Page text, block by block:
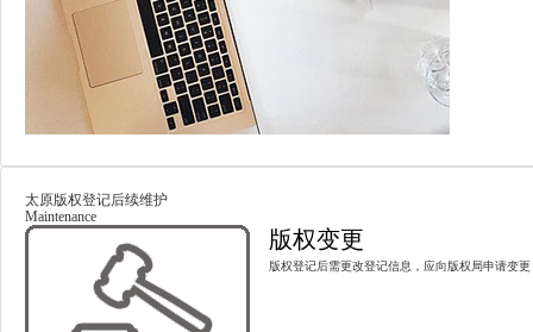
太原版权登记后续维护
Maintenance
版权变更
版权登记后需更改登记信息，应向版权局申请变